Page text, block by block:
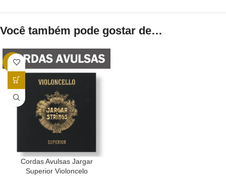
Você também pode gostar de…
-6%
Cordas Avulsas Jargar
Superior Violoncelo